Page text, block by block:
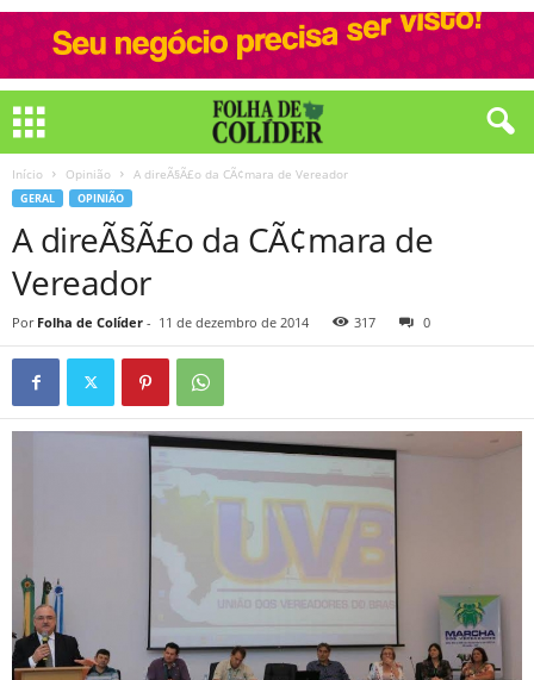
Início Opinião A direÃ§Ã£o da CÃ¢mara de Vereador
GERAL OPINIÃO
A direÃ§Ã£o da CÃ¢mara de
Vereador
Por Folha de Colíder - 11 de dezembro de 2014 317 0